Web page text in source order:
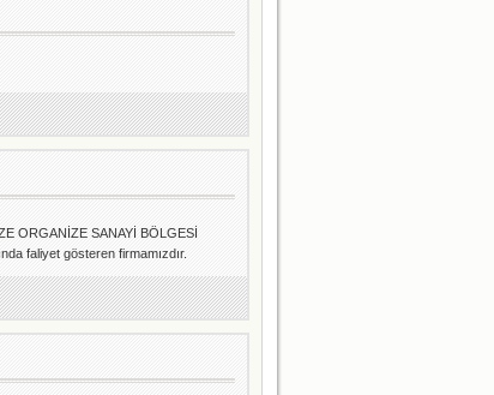
ORGANİZE SANAYİ BÖLGESİ
faliyet gösteren firmamızdır.